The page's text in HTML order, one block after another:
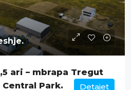
ari – mbrapa Tregut
Park.
Detajet